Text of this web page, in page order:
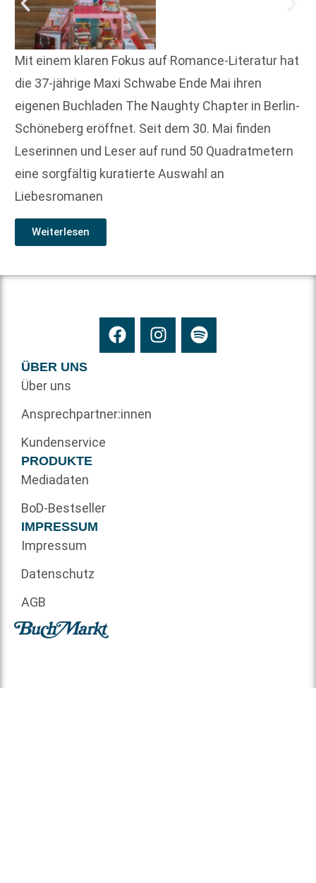
Mit einem klaren Fokus auf Romance-Literatur hat
die 37-jährige Maxi Schwabe Ende Mai ihren
eigenen Buchladen The Naughty Chapter in Berlin-
Schöneberg eröffnet. Seit dem 30. Mai finden
Leserinnen und Leser auf rund 50 Quadratmetern
eine sorgfältig kuratierte Auswahl an
Liebesromanen
Weiterlesen
ÜBER UNS
Über uns
Ansprechpartner:innen
Kundenservice
PRODUKTE
Mediadaten
BoD-Bestseller
IMPRESSUM
Impressum
Datenschutz
AGB